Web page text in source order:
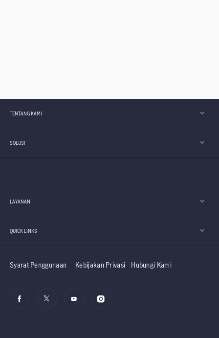
TENTANG KAMI
SOLUSI
LAYANAN
QUICK LINKS
Syarat Penggunaan Kebijakan Privasi Hubungi Kami